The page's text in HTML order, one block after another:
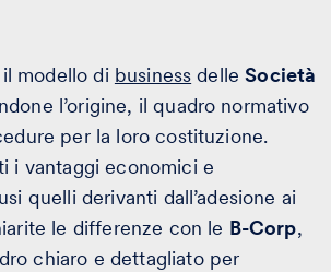
il modello di business delleSocietà
l’origine, il quadro normativo
per la loro costituzione.
i vantaggi economici e
quelli derivanti dall’adesione ai
le differenze con le B-Corp,
chiaro e dettagliato per